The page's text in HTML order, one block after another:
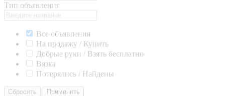
Тип объявления
Все объявления
На продажу / Купить
Добрые руки / Взять бесплатно
Вязка
Потерялись / Найдены
Сбросить Применить